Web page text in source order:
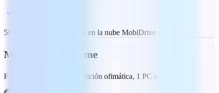
50 GB de almacenamiento en la nube MobiDrive por usuario
MobiOffice Lifetime
Funciones esenciales de edición ofimática, 1 PC o Mac